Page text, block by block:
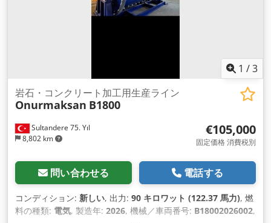
1 /3
Sultandere 75. Yıl
8,802 km
岩石・コンクリート加工用生産ライン
Onurmaksan B1800
€105,000
固定価格 消費税別
問い合わせる 電話する
コンディション: 新しい, 出力: 90 キロワット (122.37 馬力), 燃
料の種類: 電気, 製造年: 2026, 機械／車両番号: B18002026002,